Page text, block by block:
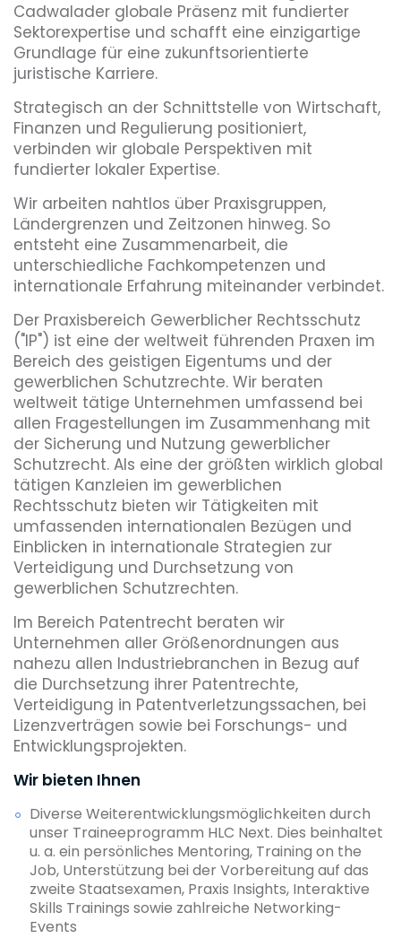
Cadwalader globale Präsenz mit fundierter
Sektorexpertise und schafft eine einzigartige
Grundlage für eine zukunftsorientierte
juristische Karriere.
Strategisch an der Schnittstelle von Wirtschaft,
Finanzen und Regulierung positioniert,
verbinden wir globale Perspektiven mit
fundierter lokaler Expertise.
Wir arbeiten nahtlos über Praxisgruppen,
Ländergrenzen und Zeitzonen hinweg. So
entsteht eine Zusammenarbeit, die
unterschiedliche Fachkompetenzen und
internationale Erfahrung miteinander verbindet.
Der Praxisbereich Gewerblicher Rechtsschutz
("IP") ist eine der weltweit führenden Praxen im
Bereich des geistigen Eigentums und der
gewerblichen Schutzrechte. Wir beraten
weltweit tätige Unternehmen umfassend bei
allen Fragestellungen im Zusammenhang mit
der Sicherung und Nutzung gewerblicher
Schutzrecht. Als eine der größten wirklich global
tätigen Kanzleien im gewerblichen
Rechtsschutz bieten wir Tätigkeiten mit
umfassenden internationalen Bezügen und
Einblicken in internationale Strategien zur
Verteidigung und Durchsetzung von
gewerblichen Schutzrechten.
Im Bereich Patentrecht beraten wir
Unternehmen aller Größenordnungen aus
nahezu allen Industriebranchen in Bezug auf
die Durchsetzung ihrer Patentrechte,
Verteidigung in Patentverletzungssachen, bei
Lizenzverträgen sowie bei Forschungs- und
Entwicklungsprojekten.
Wir bieten Ihnen
Diverse Weiterentwicklungsmöglichkeiten durch
unser Traineeprogramm HLC Next. Dies beinhaltet
u. a. ein persönliches Mentoring, Training on the
Job, Unterstützung bei der Vorbereitung auf das
zweite Staatsexamen, Praxis Insights, Interaktive
Skills Trainings sowie zahlreiche Networking-
Events